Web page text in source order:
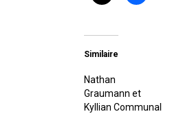
Similaire
Nathan
Graumann et
Kyllian Communal